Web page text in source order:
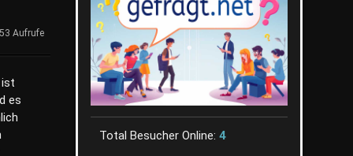
Aufrufe
es
Total Besucher Online: 4